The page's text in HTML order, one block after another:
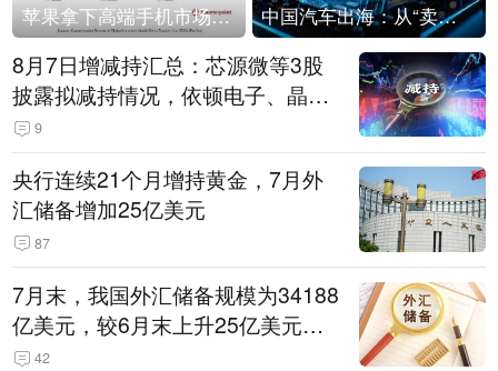
苹果拿下高端手机市场65%的份额：iPhone 17系列功不可没 中国汽车出海：从“卖出去”到“走进去”
8月7日增减持汇总：芯源微等3股
披露拟减持情况，依顿电子、晶华
微拟增持（表）
9
央行连续21个月增持黄金，7月外
汇储备增加25亿美元
87
7月末，我国外汇储备规模为34188
亿美元，较6月末上升25亿美元，
升幅为0.07%
42